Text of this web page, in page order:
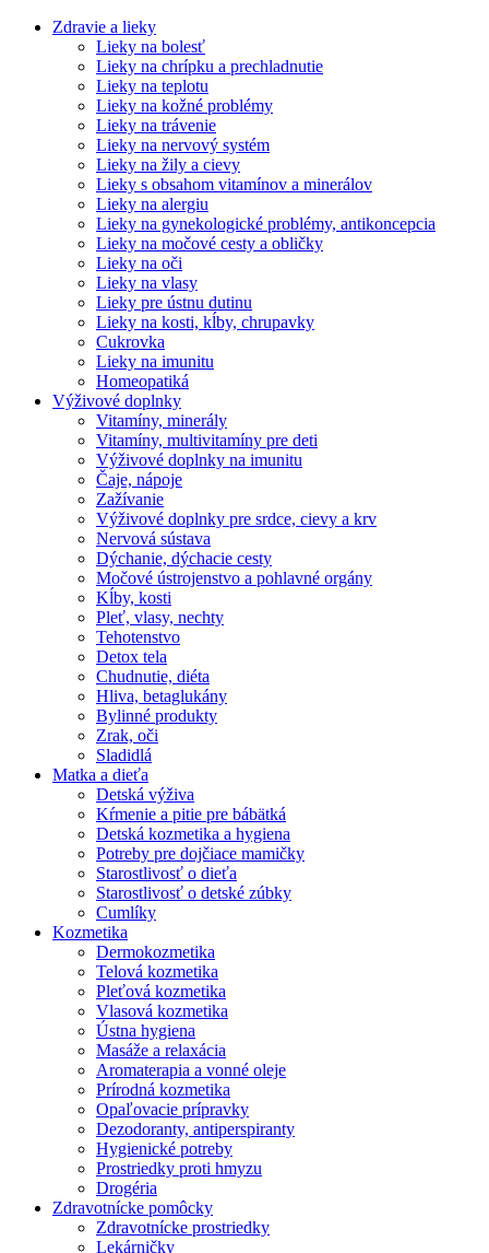
Zdravie a lieky
Lieky na bolesť
Lieky na chrípku a prechladnutie
Lieky na teplotu
Lieky na kožné problémy
Lieky na trávenie
Lieky na nervový systém
Lieky na žily a cievy
Lieky s obsahom vitamínov a minerálov
Lieky na alergiu
Lieky na gynekologické problémy, antikoncepcia
Lieky na močové cesty a obličky
Lieky na oči
Lieky na vlasy
Lieky pre ústnu dutinu
Lieky na kosti, kĺby, chrupavky
Cukrovka
Lieky na imunitu
Homeopatiká
Výživové doplnky
Vitamíny, minerály
Vitamíny, multivitamíny pre deti
Výživové doplnky na imunitu
Čaje, nápoje
Zažívanie
Výživové doplnky pre srdce, cievy a krv
Nervová sústava
Dýchanie, dýchacie cesty
Močové ústrojenstvo a pohlavné orgány
Kĺby, kosti
Pleť, vlasy, nechty
Tehotenstvo
Detox tela
Chudnutie, diéta
Hliva, betaglukány
Bylinné produkty
Zrak, oči
Sladidlá
Matka a dieťa
Detská výživa
Kŕmenie a pitie pre bábätká
Detská kozmetika a hygiena
Potreby pre dojčiace mamičky
Starostlivosť o dieťa
Starostlivosť o detské zúbky
Cumlíky
Kozmetika
Dermokozmetika
Telová kozmetika
Pleťová kozmetika
Vlasová kozmetika
Ústna hygiena
Masáže a relaxácia
Aromaterapia a vonné oleje
Prírodná kozmetika
Opaľovacie prípravky
Dezodoranty, antiperspiranty
Hygienické potreby
Prostriedky proti hmyzu
Drogéria
Zdravotnícke pomôcky
Zdravotnícke prostriedky
Lekárničky